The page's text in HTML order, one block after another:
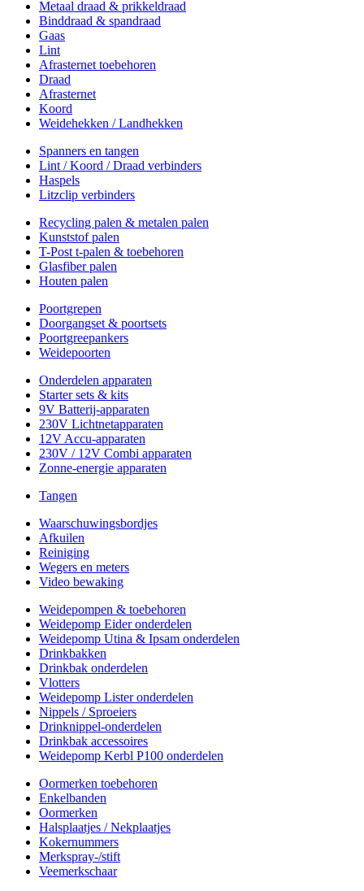
Metaal draad & prikkeldraad
Binddraad & spandraad
Gaas
Lint
Afrasternet toebehoren
Draad
Afrasternet
Koord
Weidehekken / Landhekken
Spanners en tangen
Lint / Koord / Draad verbinders
Haspels
Litzclip verbinders
Recycling palen & metalen palen
Kunststof palen
T-Post t-palen & toebehoren
Glasfiber palen
Houten palen
Poortgrepen
Doorgangset & poortsets
Poortgreepankers
Weidepoorten
Onderdelen apparaten
Starter sets & kits
9V Batterij-apparaten
230V Lichtnetapparaten
12V Accu-apparaten
230V / 12V Combi apparaten
Zonne-energie apparaten
Tangen
Waarschuwingsbordjes
Afkuilen
Reiniging
Wegers en meters
Video bewaking
Weidepompen & toebehoren
Weidepomp Eider onderdelen
Weidepomp Utina & Ipsam onderdelen
Drinkbakken
Drinkbak onderdelen
Vlotters
Weidepomp Lister onderdelen
Nippels / Sproeiers
Drinknippel-onderdelen
Drinkbak accessoires
Weidepomp Kerbl P100 onderdelen
Oormerken toebehoren
Enkelbanden
Oormerken
Halsplaatjes / Nekplaatjes
Kokernummers
Merkspray-/stift
Veemerkschaar